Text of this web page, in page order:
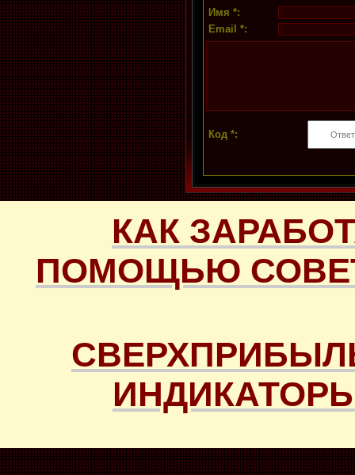
Имя *:
Email *:
Код *:
КАК
ПОМОЩЬЮ